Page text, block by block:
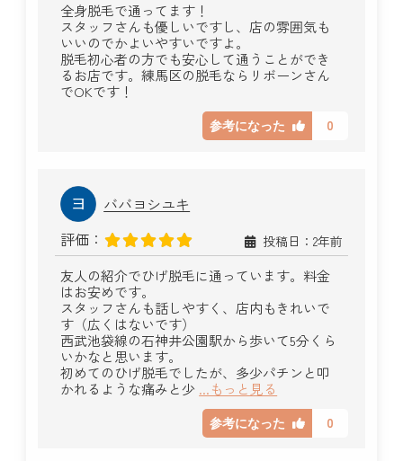
全身脱毛で通ってます！
スタッフさんも優しいですし、店の雰囲気も
いいのでかよいやすいですよ。
脱毛初心者の方でも安心して通うことができ
るお店です。練馬区の脱毛ならリボーンさん
でOKです！
参考になった 0
ババヨシユキ
評価：
投稿日：2年前
友人の紹介でひげ脱毛に通っています。料金
はお安めです。
スタッフさんも話しやすく、店内もきれいで
す（広くはないです）
西武池袋線の石神井公園駅から歩いて5分くら
いかなと思います。
初めてのひげ脱毛でしたが、多少パチンと叩
かれるような痛みと少 ...もっと見る
参考になった 0